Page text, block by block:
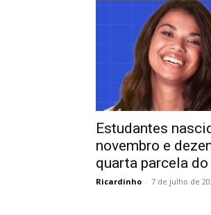
Estudantes
novembro e
quarta parcela
Ricardinho - 7 de julho de